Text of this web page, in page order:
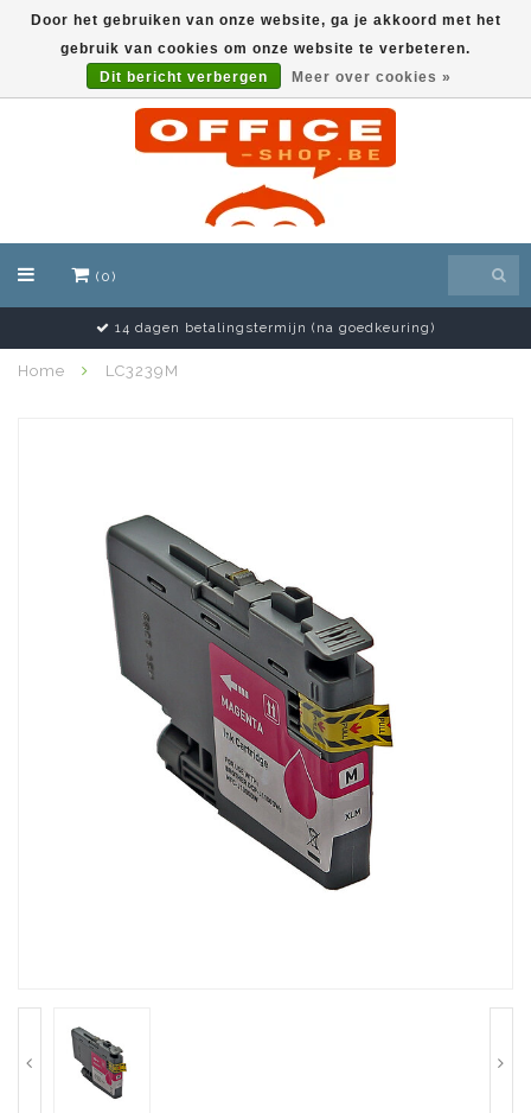
(0)
14 dagen betalingstermijn (na goedkeuring)
Home LC3239M
Door het gebruiken van onze website, ga je akkoord met het
gebruik van cookies om onze website te verbeteren.
Dit bericht verbergen
Meer over cookies »